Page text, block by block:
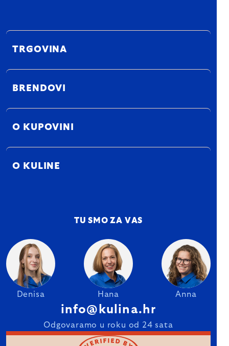
TRGOVINA
BRENDOVI
O KUPOVINI
O KULINE
TU SMO ZA VAS
Denisa Hana Anna
info@kulina.hr
Odgovaramo u roku od 24 sata